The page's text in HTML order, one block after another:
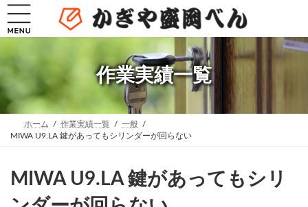
コ
テ
へ
ッ
プ
ナ
ゲ
ョ
移
動
作業実績一覧
ホーム 作業実績一覧
一般
MIWA U9.LA 鍵があってもシリンダーが回らない
MIWA U9.LA 鍵があってもシリ